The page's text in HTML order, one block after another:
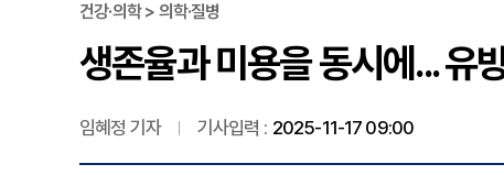
건강·의학 > 의학·질병
생존율과 미용을 동시에... 유
임혜정 기자 기사입력 : 2025-11-17 09:00